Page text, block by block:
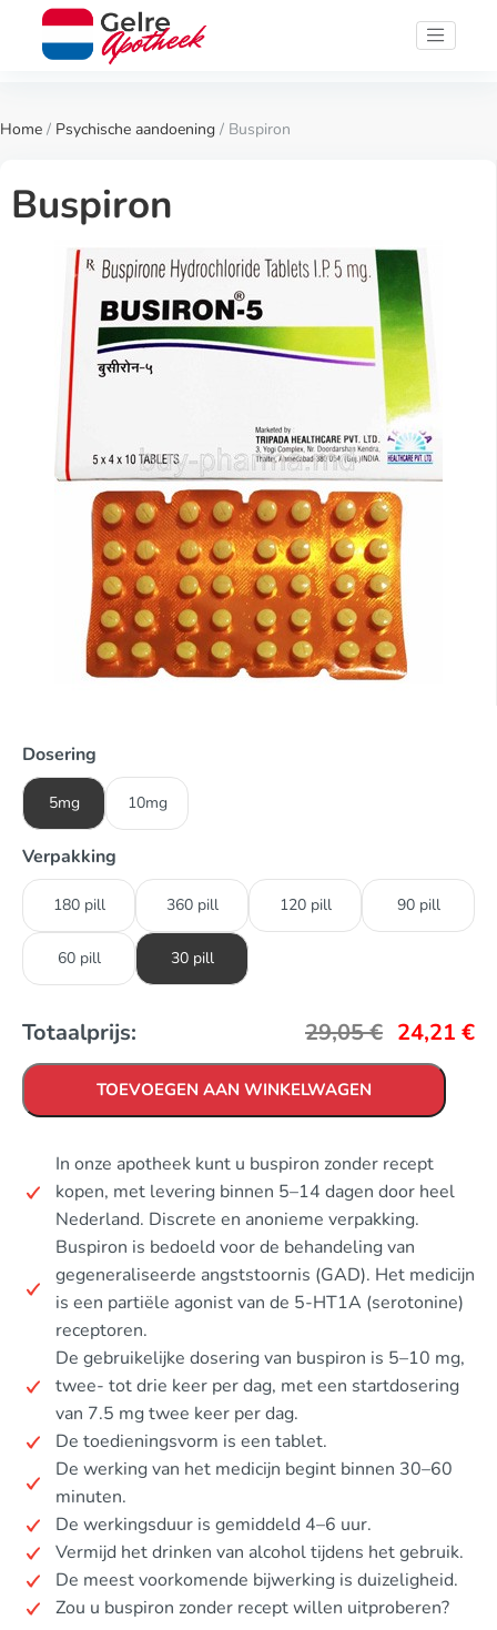
Home / Psychische aandoening / Buspiron
Buspiron
Dosering
5mg 10mg
Verpakking
180 pill 360 pill 120 pill 90 pill
60 pill 30 pill
Totaalprijs: 29,05€ 24,21 €
TOEVOEGEN AAN WINKELWAGEN
In onze apotheek kunt u buspiron zonder recept
kopen, met levering binnen 5–14 dagen door heel
Nederland. Discrete en anonieme verpakking.
Buspiron is bedoeld voor de behandeling van
gegeneraliseerde angststoornis (GAD). Het medicijn
is een partiële agonist van de 5-HT1A (serotonine)
receptoren.
De gebruikelijke dosering van buspiron is 5–10 mg,
twee- tot drie keer per dag, met een startdosering
van 7.5 mg twee keer per dag.
De toedieningsvorm is een tablet.
De werking van het medicijn begint binnen 30–60
minuten.
De werkingsduur is gemiddeld 4–6 uur.
Vermijd het drinken van alcohol tijdens het gebruik.
De meest voorkomende bijwerking is duizeligheid.
Zou u buspiron zonder recept willen uitproberen?